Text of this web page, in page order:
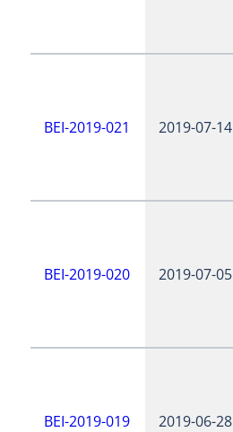
BEI-2019-021 2019-07-14
BEI-2019-020 2019-07-05
BEI-2019-019 2019-06-28